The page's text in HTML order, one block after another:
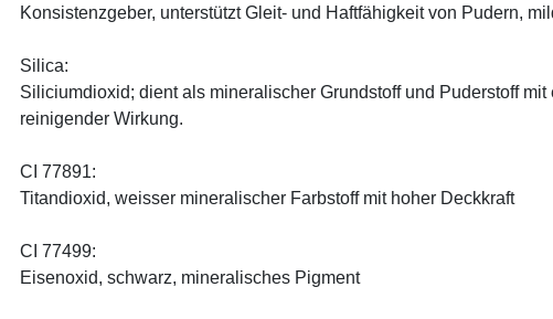
Konsistenzgeber, unterstützt Gleit- und Haftfähigkeit von Pudern,
Silica:
Siliciumdioxid; dient als mineralischer Grundstoff und Puderstoff mit
reinigender Wirkung.
CI 77891:
Titandioxid, weisser mineralischer Farbstoff mit hoher Deckkraft
CI 77499:
Eisenoxid, schwarz, mineralisches Pigment